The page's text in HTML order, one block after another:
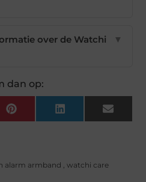
over de Watchi
▼
dan op:
Pinterest LinkedIn Email
alarm armband ,watchi care